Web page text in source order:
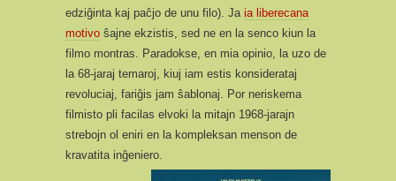
edziĝinta kaj paĉjo de unu filo). Ja ia liberecana
motivo ŝajne ekzistis, sed ne en la senco kiun la
filmo montras. Paradokse, en mia opinio, la uzo de
la 68-jaraj temaroj, kiuj iam estis konsiderataj
revoluciaj, fariĝis jam ŝablonaj. Por neriskema
filmisto pli facilas elvoki la mitajn 1968-jarajn
strebojn ol eniri en la kompleksan menson de
kravatita inĝeniero.